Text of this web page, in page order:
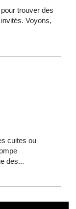
trouver des
Voyons,
cuites ou
des...